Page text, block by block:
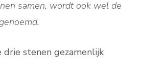
samen, wordt ook wel de
stenen gezamenlijk